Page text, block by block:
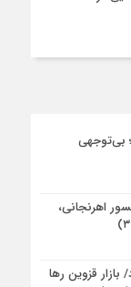
بی‌توجهی
اهرنجانی،
بازار قزوین رها